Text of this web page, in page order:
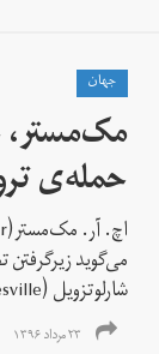
جهان
مک‌مستر،
حمله‌ی
می‌گوید زیرگرفتن
شارلوتزویل (Charlottesville)، یک...
۲۳ مرداد ۱۳۹۶